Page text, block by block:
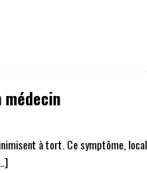
à tort. Ce symptôme,